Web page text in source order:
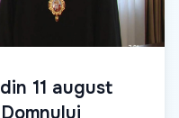
11 august